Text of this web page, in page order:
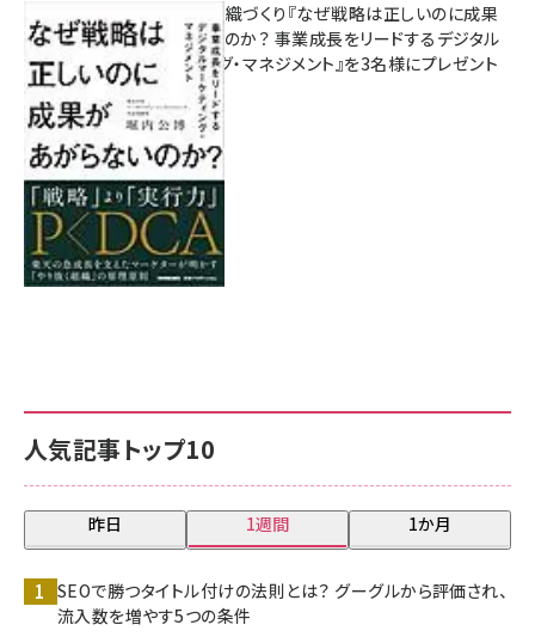
人気記事トップ10
昨日 1週間 1か月
SEOで勝つタイトル付けの法則とは？ グーグルから評価され、
流入数を増やす5つの条件
成果を生む組織づくり『なぜ戦略は正しいのに成果
があがらないのか？ 事業成長をリードするデジタル
マーケティング・マネジメント』を3名様にプレゼント
8月7日 10:00